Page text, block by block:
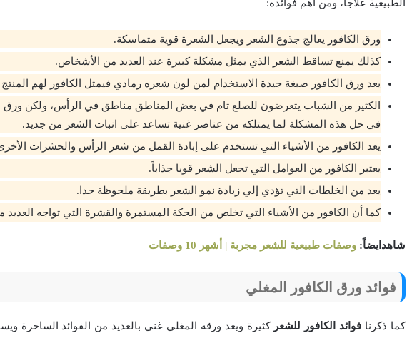
الطبيعية علاجا، ومن اهم فوائده:
ورق الكافور يعالج جذوع الشعر ويجعل الشعرة قوية متماسكة.
كذلك يمنع تساقط الشعر الذي يمثل مشكلة كبيرة عند العديد من الأشخاص.
يعد ورق الكافور صبغة جيدة الاستخدام لمن لون شعره رمادي فيمثل الكافور لهم
الكثير من الشباب يتعرضون للصلع تام في بعض المناطق مناطق في الرأس، ولكن ورق
في حل هذه المشكلة لما يمتلكه من عناصر غنية تساعد على انبات الشعر من جديد.
يعد الكافور من الأشياء التي تستخدم على إبادة القمل من شعر الرأس والحشرات
يعتبر الكافور من العوامل التي تجعل الشعر قويا جذاباً.
يعد من الخلطات التي تؤدي إلي زيادة نمو الشعر بطريقة ملحوظة جدا.
كما أن الكافور من الأشياء التي تخلص من الحكة المستمرة والقشرة التي تواجه العديد
شاهدايضاً: وصفات طبيعية للشعر مجربة | أشهر 10 وصفات
فوائد ورق الكافور المغلي
كما ذكرنا فوائد الكافور للشعر كثيرة ويعد ورقه المغلي غني بالعديد من الفوائد الساحرة